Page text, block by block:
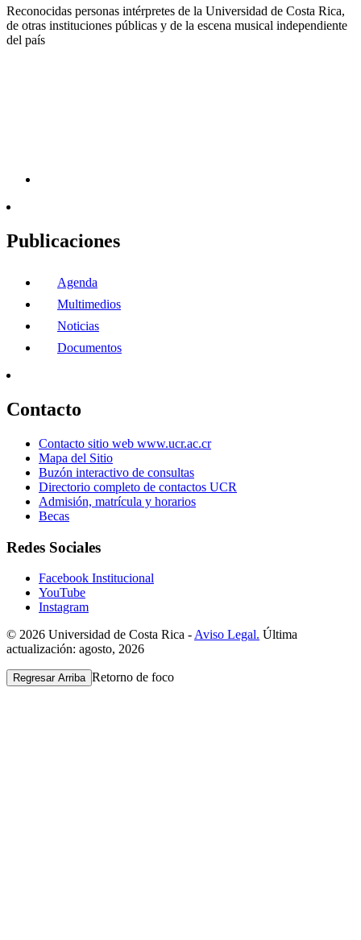
Reconocidas personas intérpretes de la Universidad de Costa Rica,
de otras instituciones públicas y de la escena musical independiente
del país
Publicaciones
Agenda
Multimedios
Noticias
Documentos
Contacto
Contacto sitio web www.ucr.ac.cr
Mapa del Sitio
Buzón interactivo de consultas
Directorio completo de contactos UCR
Admisión, matrícula y horarios
Becas
Redes Sociales
Facebook Institucional
YouTube
Instagram
© 2026 Universidad de Costa Rica - Aviso Legal. Última
actualización: agosto, 2026
Regresar Arriba Retorno de foco